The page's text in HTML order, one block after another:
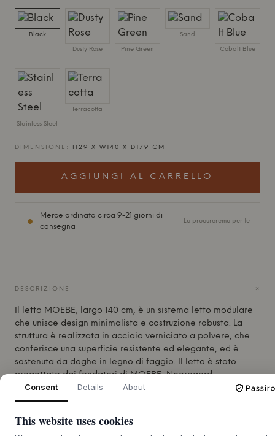
Black
Dusty Rose Pine Green
Sand
Cobalt Blue
Stainless Steel
Terracotta
DIMENSIONE: H29 X W140 X D179 CM
AGGIUNGI AL CARRELLO
Merce ordinata circa 9-21 giorni di
consegna
Lo procureremo per te
DESCRIZIONE +
Il letto MOEBE, largo 140 cm, è un sistema letto modulare
che unisce design minimalista e costruzione robusta. La
struttura è realizzata in acciaio verniciato a polvere, che
conferisce una superficie resistente ed elegante, ed è
sostenuta da doghe in legno di faggio. Il letto è stato
progettato dai fondatori diMOEBE, Neergaard
Christensen, Nicholas Oldroyd e Anders Thams, che con un
occhio attento all'artigianato e all'atemporalità hanno
sobria. Con una struttura bassa e due pratici tavolini
Consent Details About
This website uses cookies